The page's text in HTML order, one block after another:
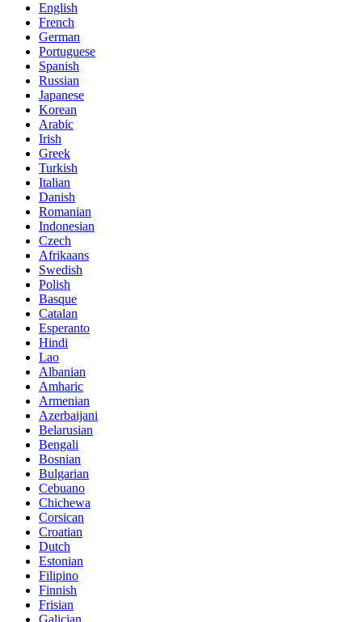
English
French
German
Portuguese
Spanish
Russian
Japanese
Korean
Arabic
Irish
Greek
Turkish
Italian
Danish
Romanian
Indonesian
Czech
Afrikaans
Swedish
Polish
Basque
Catalan
Esperanto
Hindi
Lao
Albanian
Amharic
Armenian
Azerbaijani
Belarusian
Bengali
Bosnian
Bulgarian
Cebuano
Chichewa
Corsican
Croatian
Dutch
Estonian
Filipino
Finnish
Frisian